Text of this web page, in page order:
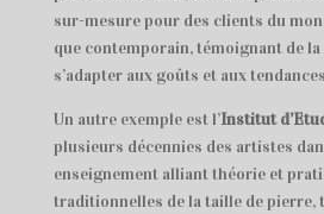
sur-mesure pour des clients du
que contemporain, témoignant de
s’adapter aux goûts et aux
Un autre exemple est l’Institut
plusieurs décennies des artistes
enseignement alliant théorie et
traditionnelles de la taille de pierre,